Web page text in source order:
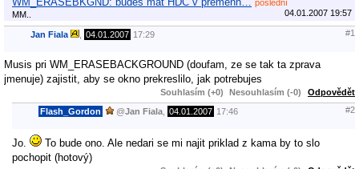
poslední
MM..
04.01.2007 19:57
Jan Fiala 04.01.2007 17:29 #1
Musis pri WM_ERASEBACKGROUND (doufam, ze se tak ta zprava
jmenuje) zajistit, aby se okno prekreslilo, jak potrebujes
Souhlasím (+0) Nesouhlasím (-0) Odpovědět
Flash_Gordon @Jan Fiala 04.01.2007 17:46 #2
Jo.
To bude ono. Ale nedari se mi najit priklad z kama by to slo
pochopit (hotový)